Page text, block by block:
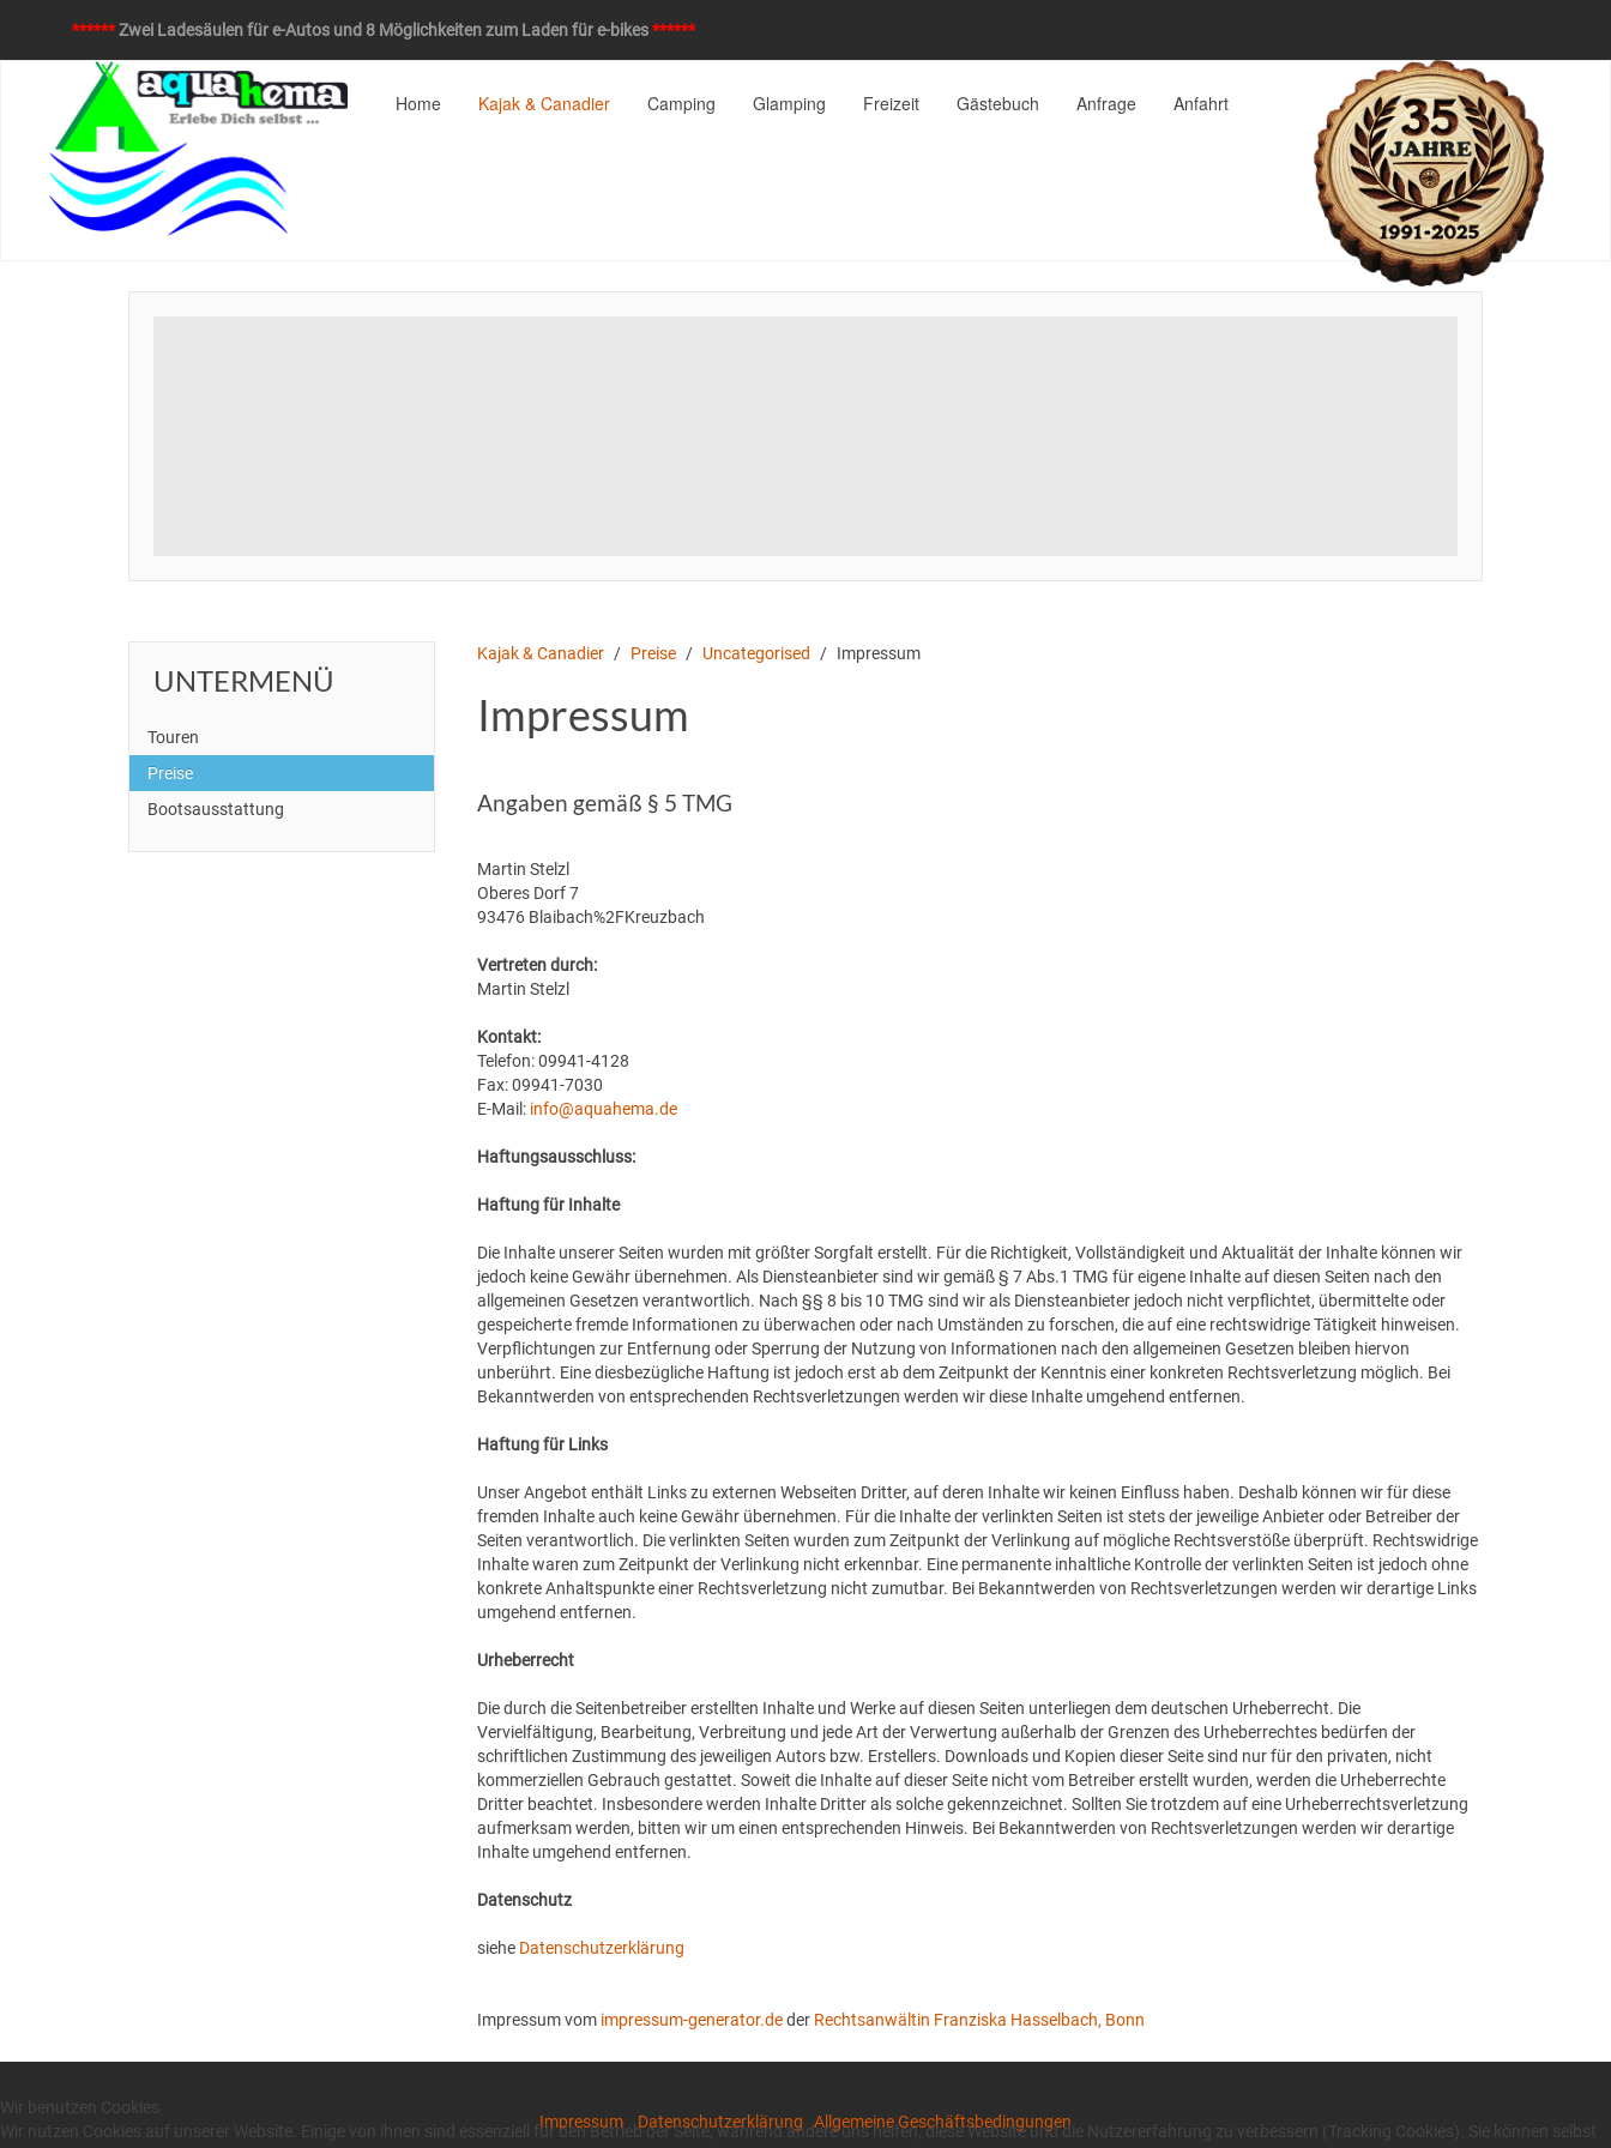
******Zwei Ladesäulen für e-Autos und 8 Möglichkeiten zum Laden für e-bikes******
Home Kajak & Canadier Camping Glamping Freizeit Gästebuch Anfrage Anfahrt
Kajak & Canadier Preise Uncategorised Impressum
Impressum
Angaben gemäß § 5 TMG
Martin Stelzl
Oberes Dorf 7
93476 Blaibach%2FKreuzbach
Vertreten durch:
Martin Stelzl
Kontakt:
Telefon: 09941-4128
Fax: 09941-7030
E-Mail: info@aquahema.de
Haftungsausschluss:
Haftung für Inhalte
Die Inhalte unserer Seiten wurden mit größter Sorgfalt erstellt. Für die Richtigkeit, Vollständigkeit und Aktualität der Inhalte können wir
jedoch keine Gewähr übernehmen. Als Diensteanbieter sind wir gemäß § 7 Abs.1 TMG für eigene Inhalte auf diesen Seiten nach den
allgemeinen Gesetzen verantwortlich. Nach §§ 8 bis 10 TMG sind wir als Diensteanbieter jedoch nicht verpflichtet, übermittelte oder
gespeicherte fremde Informationen zu überwachen oder nach Umständen zu forschen, die auf eine rechtswidrige Tätigkeit hinweisen.
Verpflichtungen zur Entfernung oder Sperrung der Nutzung von Informationen nach den allgemeinen Gesetzen bleiben hiervon
unberührt. Eine diesbezügliche Haftung ist jedoch erst ab dem Zeitpunkt der Kenntnis einer konkreten Rechtsverletzung möglich. Bei
Bekanntwerden von entsprechenden Rechtsverletzungen werden wir diese Inhalte umgehend entfernen.
Haftung für Links
Unser Angebot enthält Links zu externen Webseiten Dritter, auf deren Inhalte wir keinen Einfluss haben. Deshalb können wir für diese
fremden Inhalte auch keine Gewähr übernehmen. Für die Inhalte der verlinkten Seiten ist stets der jeweilige Anbieter oder Betreiber der
Seiten verantwortlich. Die verlinkten Seiten wurden zum Zeitpunkt der Verlinkung auf mögliche Rechtsverstöße überprüft. Rechtswidrige
Inhalte waren zum Zeitpunkt der Verlinkung nicht erkennbar. Eine permanente inhaltliche Kontrolle der verlinkten Seiten ist jedoch ohne
konkrete Anhaltspunkte einer Rechtsverletzung nicht zumutbar. Bei Bekanntwerden von Rechtsverletzungen werden wir derartige Links
umgehend entfernen.
Urheberrecht
Die durch die Seitenbetreiber erstellten Inhalte und Werke auf diesen Seiten unterliegen dem deutschen Urheberrecht. Die
Vervielfältigung, Bearbeitung, Verbreitung und jede Art der Verwertung außerhalb der Grenzen des Urheberrechtes bedürfen der
schriftlichen Zustimmung des jeweiligen Autors bzw. Erstellers. Downloads und Kopien dieser Seite sind nur für den privaten, nicht
kommerziellen Gebrauch gestattet. Soweit die Inhalte auf dieser Seite nicht vom Betreiber erstellt wurden, werden die Urheberrechte
Dritter beachtet. Insbesondere werden Inhalte Dritter als solche gekennzeichnet. Sollten Sie trotzdem auf eine Urheberrechtsverletzung
aufmerksam werden, bitten wir um einen entsprechenden Hinweis. Bei Bekanntwerden von Rechtsverletzungen werden wir derartige
Inhalte umgehend entfernen.
Datenschutz
siehe Datenschutzerklärung
Impressum vom impressum-generator.deder Rechtsanwältin Franziska Hasselbach, Bonn
UNTERMENÜ
Touren
Preise
Bootsausstattung
Impressum Datenschutzerklärung Allgemeine Geschäftsbedingungen
Wir benutzen Cookies
Wir nutzen Cookies auf unserer Website. Einige von ihnen sind essenziell für den Betrieb der Seite, während andere uns helfen, diese Website und die Nutzererfahrung zu verbessern (Tracking Cookies). Sie können selbst